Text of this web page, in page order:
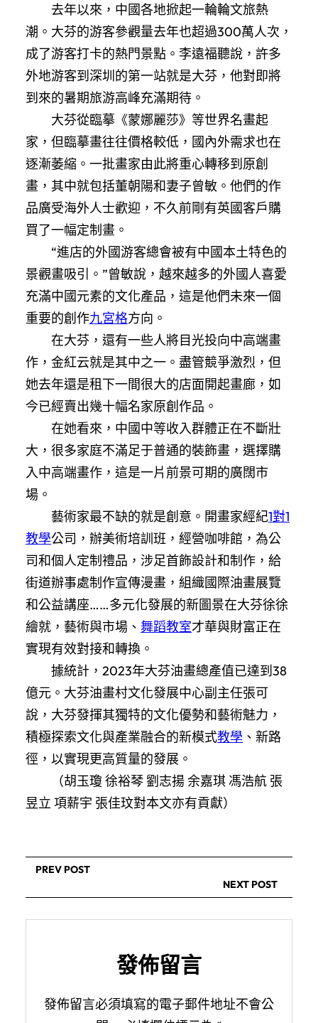
去年以來，中國各地掀起一輪輪文旅熱
潮。大芬的游客參觀量去年也超過300萬人次，
成了游客打卡的熱門景點。李遠福聽說，許多
外地游客到深圳的第一站就是大芬，他對即將
到來的暑期旅游高峰充滿期待。
大芬從臨摹《蒙娜麗莎》等世界名畫起
家，但臨摹畫往往價格較低，國內外需求也在
逐漸萎縮。一批畫家由此將重心轉移到原創
畫，其中就包括董朝陽和妻子曾敏。他們的作
品廣受海外人士歡迎，不久前剛有英國客戶購
買了一幅定制畫。
“進店的外國游客總會被有中國本土特色的
景觀畫吸引。”曾敏說，越來越多的外國人喜愛
充滿中國元素的文化產品，這是他們未來一個
重要的創作九宮格方向。
在大芬，還有一些人將目光投向中高端畫
作，金紅云就是其中之一。盡管競爭激烈，但
她去年還是租下一間很大的店面開起畫廊，如
今已經賣出幾十幅名家原創作品。
在她看來，中國中等收入群體正在不斷壯
大，很多家庭不滿足于普通的裝飾畫，選擇購
入中高端畫作，這是一片前景可期的廣闊市
場。
藝術家最不缺的就是創意。開畫家經紀1對1
教學公司，辦美術培訓班，經營咖啡館，為公
司和個人定制禮品，涉足首飾設計和制作，給
街道辦事處制作宣傳漫畫，組織國際油畫展覽
和公益講座……多元化發展的新圖景在大芬徐徐
繪就，藝術與市場、 舞蹈教室才華與財富正在
實現有效對接和轉換。
據統計，2023年大芬油畫總產值已達到38
億元。大芬油畫村文化發展中心副主任張可
說，大芬發揮其獨特的文化優勢和藝術魅力，
積極探索文化與產業融合的新模式教學 、新路
徑，以實現更高質量的發展。
（胡玉瓊 徐裕琴 劉志揚 余嘉琪 馮浩航 張
昱立 項薪宇 張佳玟對本文亦有貢獻）
PREV POST
NEXT POST
發佈留言
發佈留言必須填寫的電子郵件地址不會公